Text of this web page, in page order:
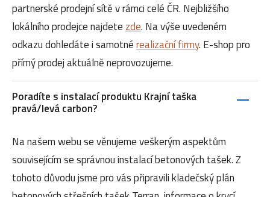
partnerské prodejní sítě v rámci celé ČR. Nejbližšího
lokálního prodejce najdetezde. Na výše uvedeném
odkazu dohledáte i samotnérealizační firmy. E-shop pro
přímý prodej aktuálně neprovozujeme.
Poradíte s instalací produktu Krajní taška
pravá/levá carbon?
Na našem webu se věnujeme veškerým aspektům
souvisejícím se správnou instalací betonových tašek. Z
tohoto důvodu jsme pro vás připravili kladečský plán